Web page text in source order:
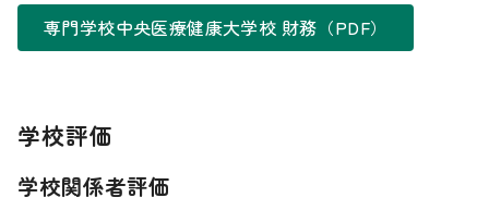
専門学校中央医療健康大学校 財務（PDF）
学校評価
学校関係者評価